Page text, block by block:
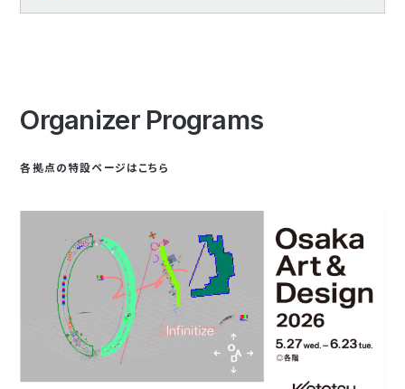
Organizer Programs
各拠点の特設ページはこちら